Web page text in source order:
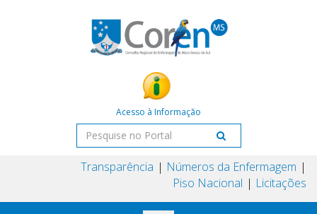
Acesso à Informação
Transparência
Números da Enfermagem
Piso Nacional
Licitações